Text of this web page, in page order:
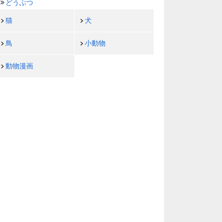
どうぶつ
猫 犬
鳥 小動物
動物漫画